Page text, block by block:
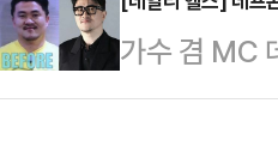
다"며 정신
"자기 전에
로 시작된
에 일각에선
스(Vox)'는
가수 겸 MC
콘은 18일 "